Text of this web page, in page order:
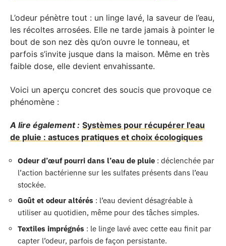
L’odeur pénètre tout : un linge lavé, la saveur de l’eau,
les récoltes arrosées. Elle ne tarde jamais à pointer le
bout de son nez dès qu’on ouvre le tonneau, et
parfois s’invite jusque dans la maison. Même en très
faible dose, elle devient envahissante.
Voici un aperçu concret des soucis que provoque ce
phénomène :
A lire également : Systèmes pour récupérer l'eau
de pluie : astuces pratiques et choix écologiques
Odeur d’œuf pourri dans l’eau de pluie : déclenchée par
l’action bactérienne sur les sulfates présents dans l’eau
stockée.
Goût et odeur altérés : l’eau devient désagréable à
utiliser au quotidien, même pour des tâches simples.
Textiles imprégnés : le linge lavé avec cette eau finit par
capter l’odeur, parfois de façon persistante.